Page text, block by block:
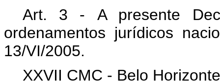
Art. 3 - A presente
ordenamentos jurídicos
13/VI/2005.
XXVII CMC - Belo